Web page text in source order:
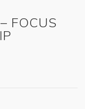
FOCUS